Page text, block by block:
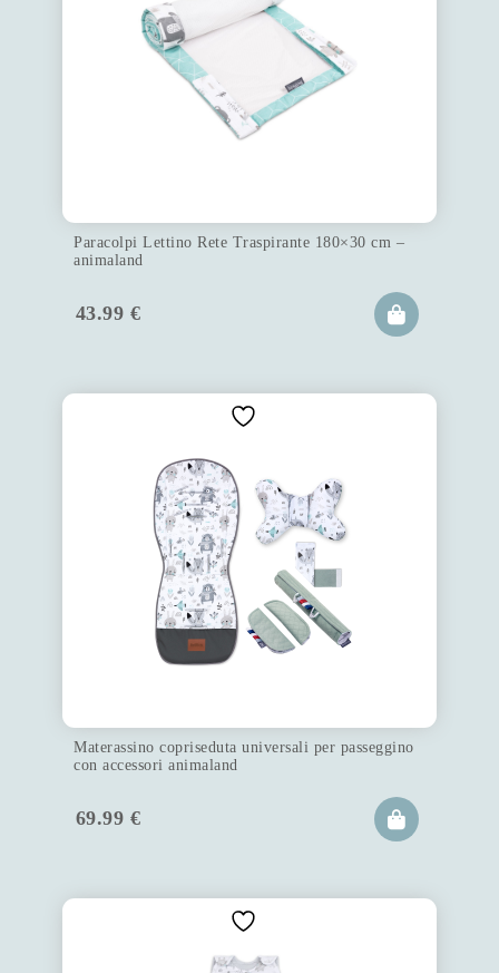
Paracolpi Lettino Rete Traspirante 180×30 cm –
animaland
43.99 €
Materassino copriseduta universali per passeggino
con accessori animaland
69.99 €